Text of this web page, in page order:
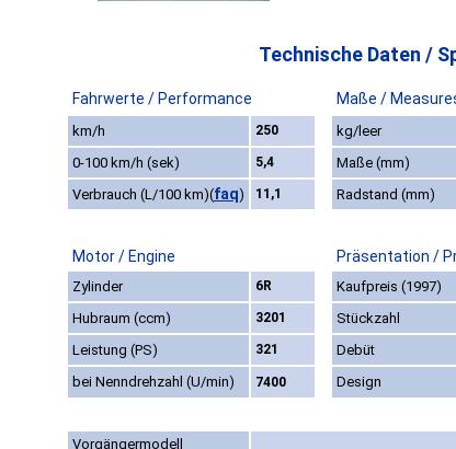
Technische Daten /
Fahrwerte / Performance Maße /
km/h 250 kg/leer
0-100 km/h (sek) 5,4 Maße (mm)
Verbrauch (L/100 km)(faq) 11,1 Radstand (mm)
Motor / Engine Präsentation /
Zylinder 6R Kaufpreis (1997)
Hubraum (ccm) 3201
Stückzahl
Leistung (PS)
321 Debüt
bei Nenndrehzahl (U/min) 7400 Design
Vorgängermodell